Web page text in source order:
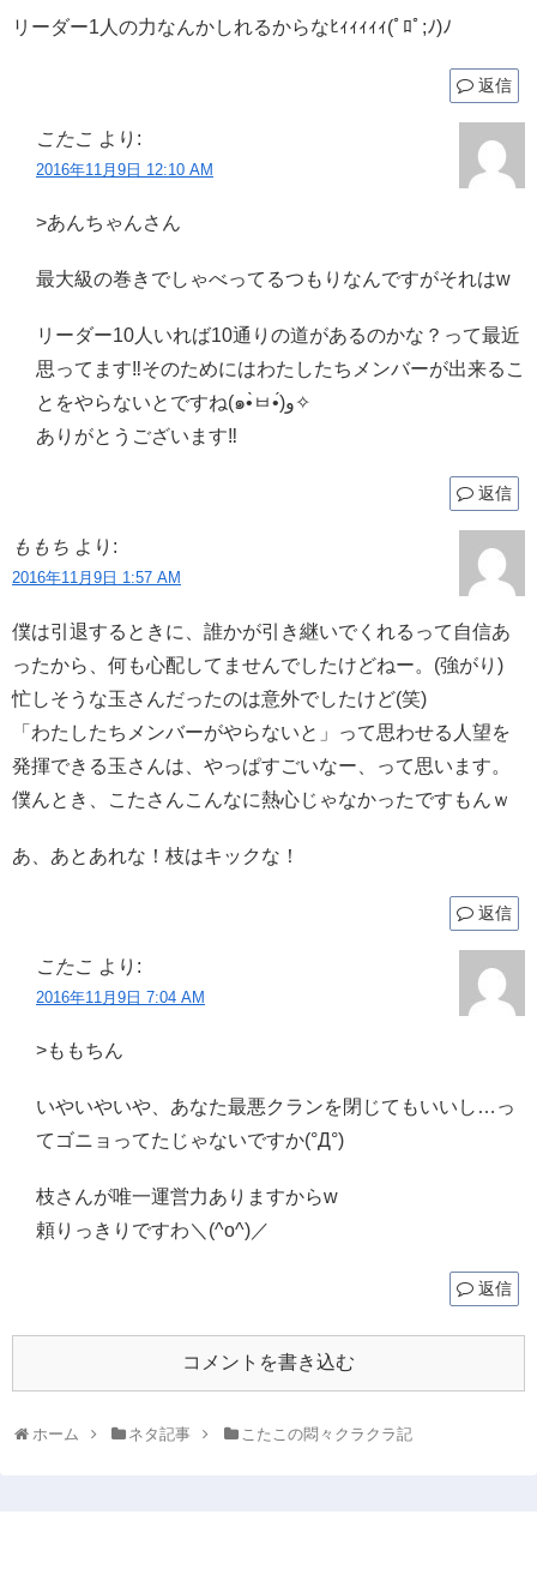
リーダー1人の力なんかしれるからなﾋｨｨｨｨｨ(ﾟﾛﾟ;ﾉ)ﾉ
返信
こたこ より:
2016年11月9日 12:10 AM
>あんちゃんさん
最大級の巻きでしゃべってるつもりなんですがそれはw
リーダー10人いれば10通りの道があるのかな？って最近
思ってます‼そのためにはわたしたちメンバーが出来るこ
とをやらないとですね(๑•̀ㅂ•́)و✧
ありがとうございます‼
返信
ももち より:
2016年11月9日 1:57 AM
僕は引退するときに、誰かが引き継いでくれるって自信あ
ったから、何も心配してませんでしたけどねー。(強がり)
忙しそうな玉さんだったのは意外でしたけど(笑)
「わたしたちメンバーがやらないと」って思わせる人望を
発揮できる玉さんは、やっぱすごいなー、って思います。
僕んとき、こたさんこんなに熱心じゃなかったですもんｗ
あ、あとあれな！枝はキックな！
返信
こたこ より:
2016年11月9日 7:04 AM
>ももちん
いやいやいや、あなた最悪クランを閉じてもいいし…っ
てゴニョってたじゃないですか(°Д°)
枝さんが唯一運営力ありますからw
頼りっきりですわ＼(^o^)／
返信
コメントを書き込む
ホーム ネタ記事 こたこの悶々クラクラ記